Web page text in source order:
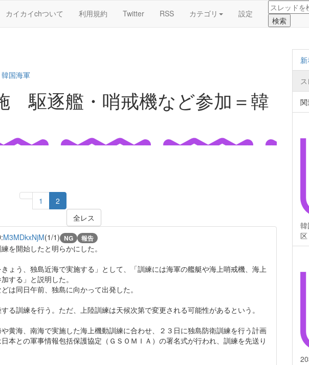
カイカイchついて 利用規約 Twitter RSS カテゴリ 設定
国海軍
駆逐艦・哨戒機など参加＝韓
1
2
全レス
M3MDkxNjM(1/1) NG 報告
を開始したと明らかにした。
ょう、独島近海で実施する」として、「訓練には海軍の艦艇や海上哨戒機、海上
する」と説明した。
は同日午前、独島に向かって出発した。
る訓練を行う。ただ、上陸訓練は天候次第で変更される可能性があるという。
黄海、南海で実施した海上機動訓練に合わせ、２３日に独島防衛訓練を行う計画
本との軍事情報包括保護協定（ＧＳＯＭＩＡ）の署名式が行われ、訓練を先送り